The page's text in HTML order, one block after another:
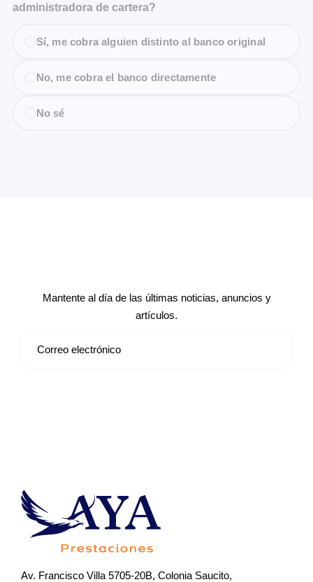
administradora de cartera?
Sí, me cobra alguien distinto al banco original
No, me cobra el banco directamente
No sé
Mantente al día de las últimas noticias, anuncios y
artículos.
Av. Francisco Villa 5705-20B, Colonia Saucito,